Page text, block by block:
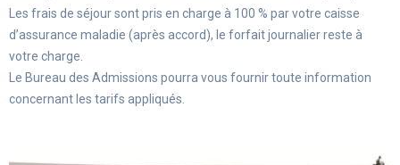
Les frais de séjour sont pris en charge à 100 % par votre caisse
d’assurance maladie (après accord), le forfait journalier reste à
votre charge.
Le Bureau des Admissions pourra vous fournir toute information
concernant les tarifs appliqués.